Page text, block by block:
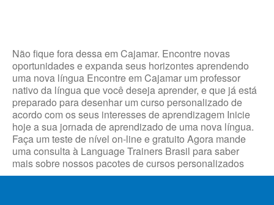
Não fique fora dessa em Cajamar. Encontre novas
oportunidades e expanda seus horizontes aprendendo
uma nova língua Encontre em Cajamar um professor
nativo da língua que você deseja aprender, e que já está
preparado para desenhar um curso personalizado de
acordo com os seus interesses de aprendizagem Inicie
hoje a sua jornada de aprendizado de uma nova língua.
Faça um teste de nível on-line e gratuito Agora mande
uma consulta à Language Trainers Brasil para saber
mais sobre nossos pacotes de cursos personalizados